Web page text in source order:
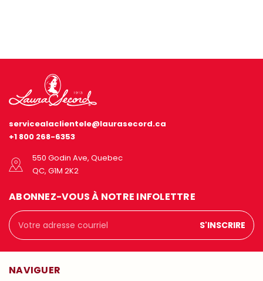
servicealaclientele@laurasecord.ca
+1 800 268-6353
550 Godin Ave, Quebec
QC, G1M 2K2
ABONNEZ-VOUS À NOTRE INFOLETTRE
Adresse
courriel
NAVIGUER